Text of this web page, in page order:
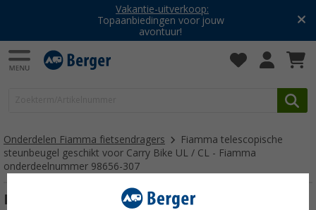
Vakantie-uitverkoop:
Topaanbiedingen voor jouw
avontuur!
Onderdelen Fiamma fietsendragers
Fiamma telescopische
steunbeugel geschikt voor Carry Bike UL / CL - Fiamma
onderdeelnummer 98656-307
Fiamma telescopische steunbeugel